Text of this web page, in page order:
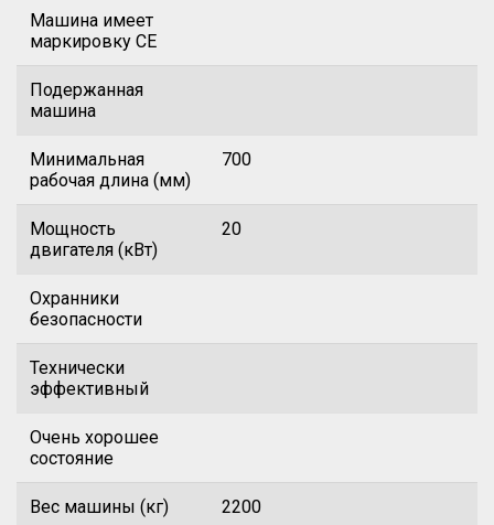
Машина имеет
маркировку CE
Подержанная
машина
Минимальная
рабочая длина (мм)
700
Мощность
двигателя (кВт)
20
Охранники
безопасности
Технически
эффективный
Очень хорошее
состояние
Вес машины (кг) 2200